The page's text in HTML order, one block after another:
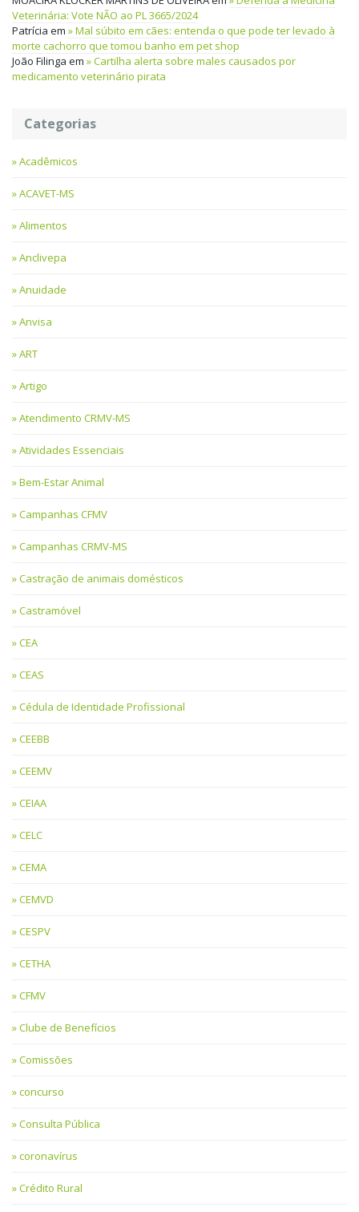
Veterinária: Vote NÃO ao PL 3665/2024
Patrícia em
Mal súbito em cães: entenda o que pode ter levado à
morte cachorro que tomou banho em pet shop
João Filinga em
Cartilha alerta sobre males causados por
medicamento veterinário pirata
Categorias
Acadêmicos
ACAVET-MS
Alimentos
Anclivepa
Anuidade
Anvisa
ART
Artigo
Atendimento CRMV-MS
Atividades Essenciais
Bem-Estar Animal
Campanhas CFMV
Campanhas CRMV-MS
Castração de animais domésticos
Castramóvel
CEA
CEAS
Cédula de Identidade Profissional
CEEBB
CEEMV
CEIAA
CELC
CEMA
CEMVD
CESPV
CETHA
CFMV
Clube de Benefícios
Comissões
concurso
Consulta Pública
coronavírus
Crédito Rural